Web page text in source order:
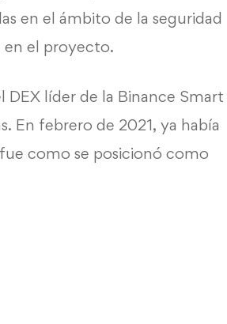
en el ámbito de la seguridad
en el proyecto.
líder de la Binance Smart
En febrero de 2021, ya había
como se posicionó como